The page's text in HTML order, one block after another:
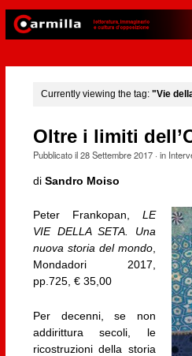
Currently viewing the tag: "Vie
Oltre i limiti
Pubblicato il28 Settembre 2017· in
di Sandro Moiso
Peter Frankopan,LE
VIE DELLA SETA. Una
nuova storia del mondo,
Mondadori 2017,
pp.725, € 35,00
Per decenni, se non
addirittura secoli, le
ricostruzioni della storia